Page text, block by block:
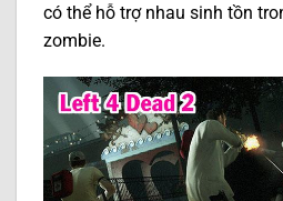
có thể hỗ trợ nhau sinh tồn
zombie.